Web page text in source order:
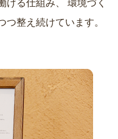
ける仕組み、
つ整え続けています。